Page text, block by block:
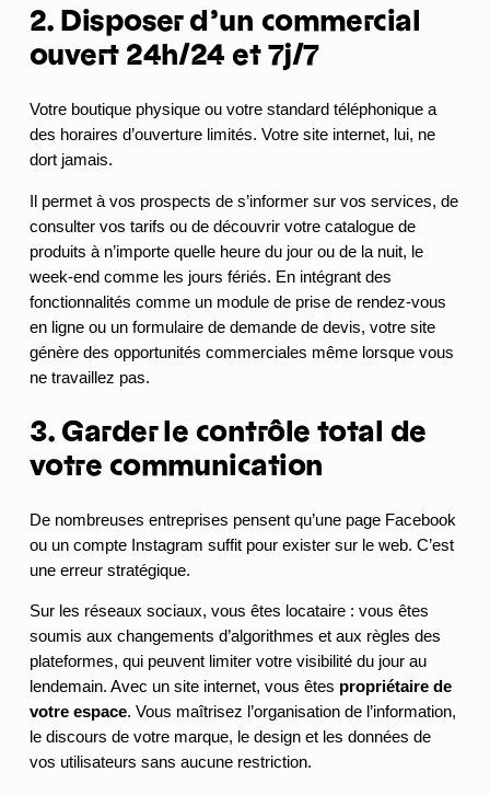
2. Disposer d’un commercial
ouvert 24h/24 et 7j/7
Votre boutique physique ou votre standard téléphonique a
des horaires d’ouverture limités. Votre site internet, lui, ne
dort jamais.
Il permet à vos prospects de s’informer sur vos services, de
consulter vos tarifs ou de découvrir votre catalogue de
produits à n’importe quelle heure du jour ou de la nuit, le
week-end comme les jours fériés. En intégrant des
fonctionnalités comme un module de prise de rendez-vous
en ligne ou un formulaire de demande de devis, votre site
génère des opportunités commerciales même lorsque vous
ne travaillez pas.
3. Garder le contrôle total de
votre communication
De nombreuses entreprises pensent qu’une page Facebook
ou un compte Instagram suffit pour exister sur le web. C’est
une erreur stratégique.
Sur les réseaux sociaux, vous êtes locataire : vous êtes
soumis aux changements d’algorithmes et aux règles des
plateformes, qui peuvent limiter votre visibilité du jour au
lendemain. Avec un site internet, vous êtes propriétaire de
votre espace. Vous maîtrisez l’organisation de l’information,
le discours de votre marque, le design et les données de
vos utilisateurs sans aucune restriction.